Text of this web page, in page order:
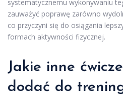
systematycznemu wykonywaniu
zauważyć poprawę zarówno
co przyczyni się do osiągania
formach aktywności fizycznej.
Jakie inne
dodać do